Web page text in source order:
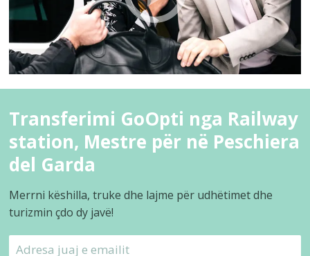
Transferimi GoOpti nga Railway
station, Mestre për në Peschiera
del Garda
Merrni këshilla, truke dhe lajme për udhëtimet dhe
turizmin çdo dy javë!